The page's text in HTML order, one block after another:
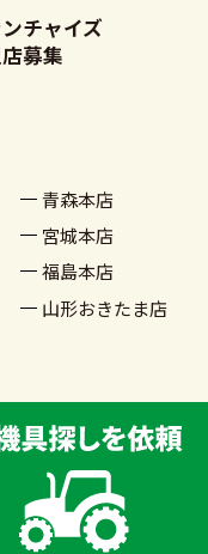
チャイズ
募集
青森本店
宮城本店
福島本店
山形おきたま店
号
の味方